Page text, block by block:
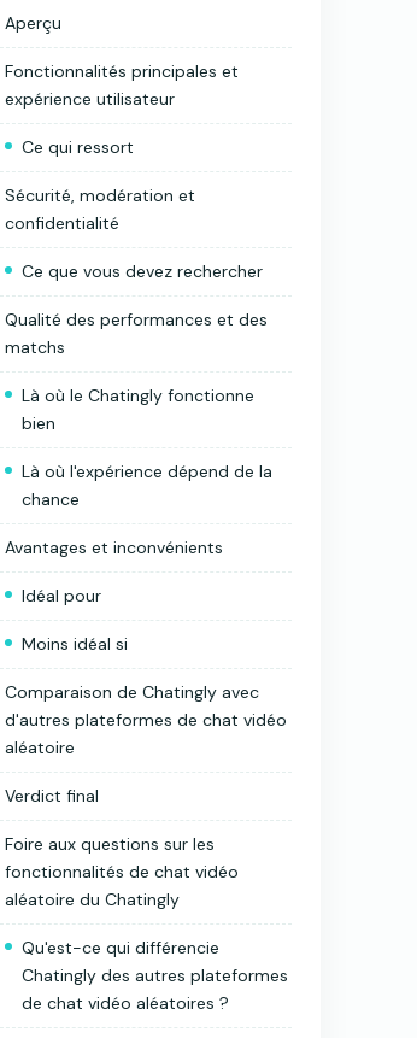
Aperçu
Fonctionnalités principales et
expérience utilisateur
Ce qui ressort
Sécurité, modération et
confidentialité
Ce que vous devez rechercher
Qualité des performances et des
matchs
Là où le Chatingly fonctionne
bien
Là où l'expérience dépend de la
chance
Avantages et inconvénients
Idéal pour
Moins idéal si
Comparaison de Chatingly avec
d'autres plateformes de chat vidéo
aléatoire
Verdict final
Foire aux questions sur les
fonctionnalités de chat vidéo
aléatoire du Chatingly
Qu'est-ce qui différencie
Chatingly des autres plateformes
de chat vidéo aléatoires ?